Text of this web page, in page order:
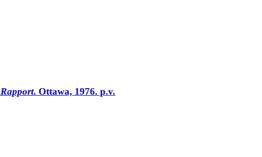
Rapport. Ottawa, 1976. p.v.